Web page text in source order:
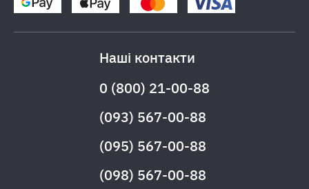
Наші контакти
0 (800) 21-00-88
(093) 567-00-88
(095) 567-00-88
(098) 567-00-88